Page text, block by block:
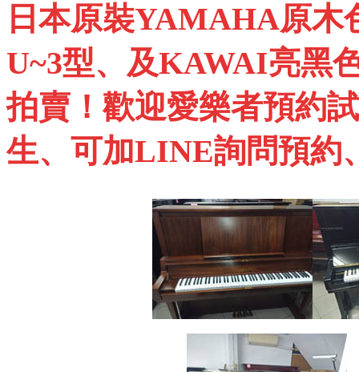
日本原裝YAMAHA原木
U~3型、及KAWAI亮黑
拍賣！歡迎愛樂者預約
生、可加LINE詢問預約